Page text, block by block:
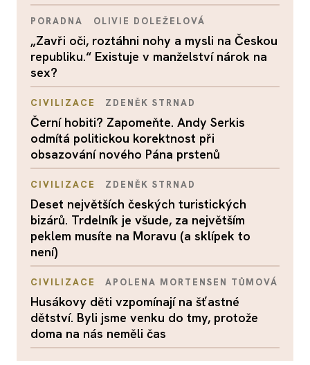
PORADNA OLIVIE DOLEŽELOVÁ
„Zavři oči, roztáhni nohy a mysli na Českou
republiku.“ Existuje v manželství nárok na
sex?
CIVILIZACE ZDENĚK STRNAD
Černí hobiti? Zapomeňte. Andy Serkis
odmítá politickou korektnost při
obsazování nového Pána prstenů
CIVILIZACE ZDENĚK STRNAD
Deset největších českých turistických
bizárů. Trdelník je všude, za největším
peklem musíte na Moravu (a sklípek to
není)
CIVILIZACE APOLENA MORTENSEN TŮMOVÁ
Husákovy děti vzpomínají na šťastné
dětství. Byli jsme venku do tmy, protože
doma na nás neměli čas